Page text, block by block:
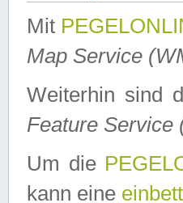
Mit
Map Service
Weiterhin sind
Feature Service
Um die
kann eine